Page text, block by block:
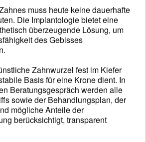
muss heute keine dauerhafte
Die Implantologie bietet eine
überzeugende Lösung, um
des Gebisses
Zahnwurzel fest im Kiefer
Basis für eine Krone dient. In
Beratungsgespräch werden alle
sowie der Behandlungsplan, der
mögliche Anteile der
berücksichtigt, transparent